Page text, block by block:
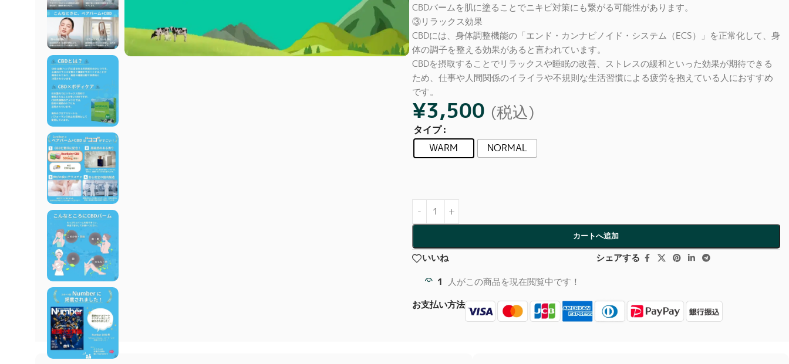
CBDバームを肌に塗ることでニキビ対策にも繋がる可能性があります。
③リラックス効果
CBDには、身体調整機能の「エンド・カンナビノイド・システム（ECS）」を正常化して、身
体の調子を整える効果があると言われています。
CBDを摂取することでリラックスや睡眠の改善、ストレスの緩和といった効果が期待できる
ため、仕事や人間関係のイライラや不規則な生活習慣による疲労を抱えている人におすすめ
です。
¥3,500 (税込)
タイプ
WARM
NORMAL
カートへ追加
いいね
シェアする
1
人がこの商品を現在閲覧中です！
お支払い方法